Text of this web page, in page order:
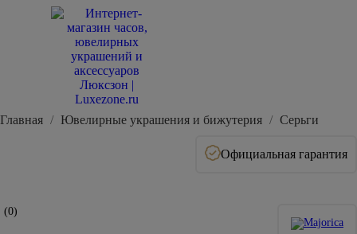
Главная Ювелирные украшения и бижутерия Серьги
Официальная гарантия
(0)